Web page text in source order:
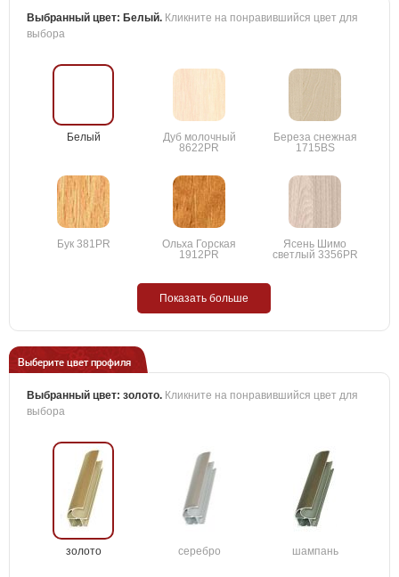
Выбранный цвет: Белый. Кликните на понравившийся цвет для
выбора
Белый
Дуб молочный
8622PR
Береза снежная
1715BS
Бук 381PR
Ольха Горская
1912PR
Ясень Шимо
светлый 3356PR
Показать больше
Выберите цвет профиля
Выбранный цвет: золото. Кликните на понравившийся цвет для
выбора
золото серебро шампань